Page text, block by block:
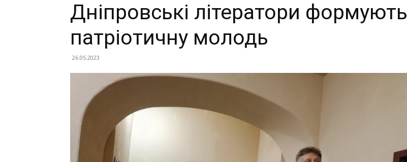
Дніпровські літератори формують
патріотичну молодь
26.05.2023